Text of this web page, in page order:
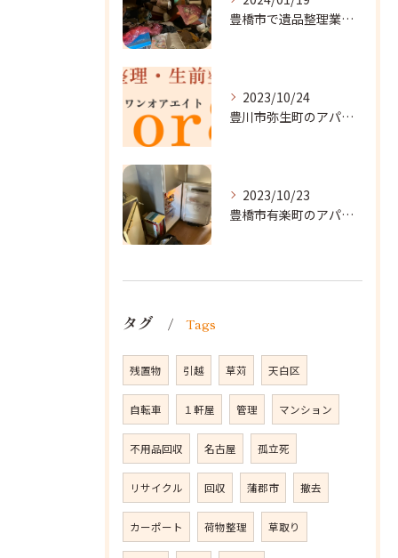
豊橋市で遺品整理業者をお探しなら｜心を込めたサービスを
2023/10/24
豊川市弥生町のアパート改装に向かいました。
2023/10/23
豊橋市有楽町のアパートに遺品整理に向かいました。
タグ Tags
残置物 引越 草苅 天白区
自転車 １軒屋 管理 マンション
不用品回収 名古屋 孤立死
リサイクル 回収 蒲郡市 撤去
カーポート 荷物整理 草取り